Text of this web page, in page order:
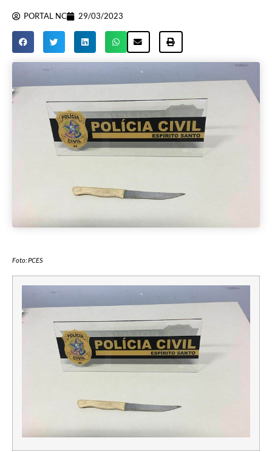
PORTAL NC 29/03/2023
Foto: PCES